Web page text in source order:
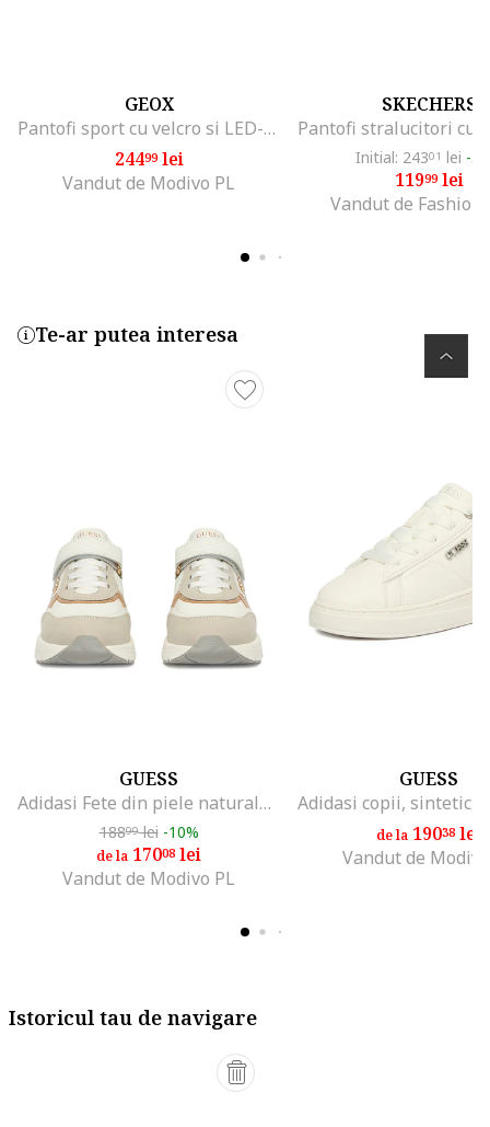
GEOX
Pantofi sport cu velcro si LED-uri, Albastru prafuit/Alb murdar/Roz prafuit
24499lei
Vandut de Modivo PL
SKECHERS
Initial: 24301 lei -
11999lei
Vandut de Fashion
Te-ar putea interesa
GUESS
Adidasi Fete din piele naturala, Alb
18899lei -10%
de la 17008 lei
Vandut de Modivo PL
GUESS
de la 19038 lei
Vandut de
Istoricul tau de navigare